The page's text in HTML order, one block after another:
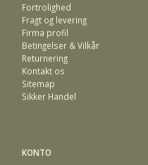
Fortrolighed
Fragt og levering
Firma profil
Betingelser & Vilkår
Returnering
Kontakt os
Sitemap
Sikker Handel
KONTO